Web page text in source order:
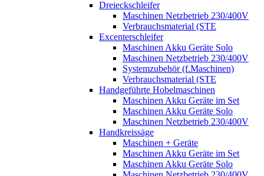
Dreieckschleifer
Maschinen Netzbetrieb 230/400V
Verbrauchsmaterial (STE
Excenterschleifer
Maschinen Akku Geräte Solo
Maschinen Netzbetrieb 230/400V
Systemzubehör (f.Maschinen)
Verbrauchsmaterial (STE
Handgeführte Hobelmaschinen
Maschinen Akku Geräte im Set
Maschinen Akku Geräte Solo
Maschinen Netzbetrieb 230/400V
Handkreissäge
Maschinen + Geräte
Maschinen Akku Geräte im Set
Maschinen Akku Geräte Solo